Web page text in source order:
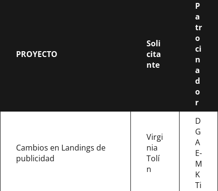
PROYECTO
Soli
cita
nte
P
a
tr
o
ci
n
a
d
o
r
Cambios en Landings de
publicidad
Virgi
nia
Tolí
n
D
G
A
E-
M
K
Ti